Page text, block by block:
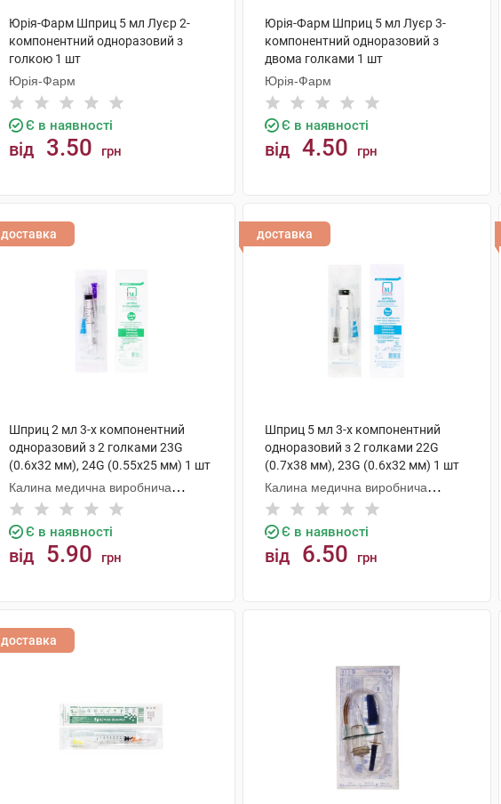
Юрія-Фарм Шприц 5 мл Луєр 2-
компонентний одноразовий з
голкою 1 шт
Юрія-Фарм
Є в наявності
від 3.50 грн
Юрія-Фарм Шприц 5 мл Луєр 3-
компонентний одноразовий з
двома голками 1 шт
Юрія-Фарм
Є в наявності
від 4.50 грн
доставка
Шприц 2 мл 3-х компонентний
одноразовий з 2 голками 23G
(0.6х32 мм), 24G (0.55х25 мм) 1 шт
Калина медична виробнича
компанія
Є в наявності
від 5.90 грн
доставка
Шприц 5 мл 3-х компонентний
одноразовий з 2 голками 22G
(0.7х38 мм), 23G (0.6х32 мм) 1 шт
Калина медична виробнича
компанія
Є в наявності
від 6.50 грн
доставка